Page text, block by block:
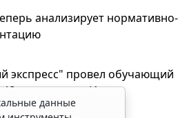
анализирует нормативно-
экспресс" провел обучающий
ассистентом Искра
данные